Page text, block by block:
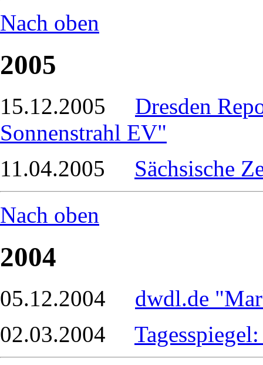
Nach oben
2005
15.12.2005 Dresden
Sonnenstrahl EV"
11.04.2005 Sächsische
Nach oben
2004
05.12.2004 dwdl.de
02.03.2004